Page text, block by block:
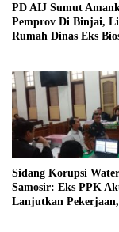
PD AIJ Sumut
Pemprov Di Binjai,
Rumah Dinas Eks
Sidang Korupsi
Samosir: Eks PPK
Lanjutkan